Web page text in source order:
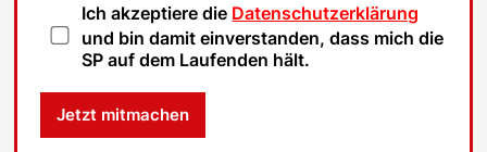
n
c
Ich akzeptiere die Datenschutzerklärung
und bin damit einverstanden, dass mich die
SP auf dem Laufenden hält.
Jetzt mitmachen